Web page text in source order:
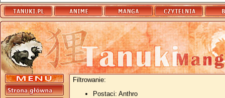
Filtrowanie:
Postaci: Anthro